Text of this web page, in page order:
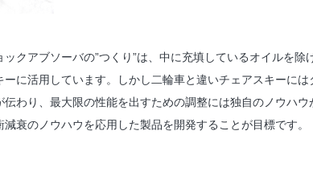
クアブソーバの”つくり”は、中に充填しているオイルを除
に活用しています。しかし二輪車と違いチェアスキーには
わり、最大限の性能を出すための調整には独自のノウハウ
衰のノウハウを応用した製品を開発することが目標です。